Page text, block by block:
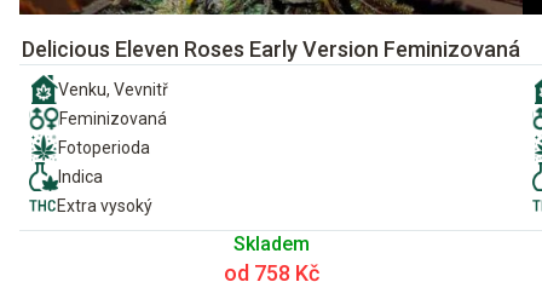
Delicious Eleven Roses Early Version Feminizovaná
Venku, Vevnitř
Feminizovaná
Fotoperioda
Indica
Extra vysoký
Skladem
od 758 Kč